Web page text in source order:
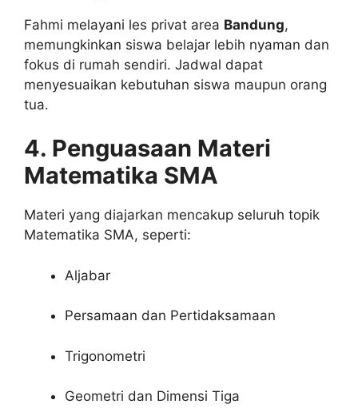
Fahmi melayani les privat area Bandung,
memungkinkan siswa belajar lebih nyaman dan
fokus di rumah sendiri. Jadwal dapat
menyesuaikan kebutuhan siswa maupun orang
tua.
4. Penguasaan Materi
Matematika SMA
Materi yang diajarkan mencakup seluruh topik
Matematika SMA, seperti:
Aljabar
Persamaan dan Pertidaksamaan
Trigonometri
Geometri dan Dimensi Tiga